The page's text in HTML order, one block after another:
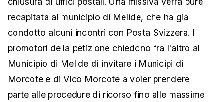
recapitata al municipio di Melide, che ha già
condotto alcuni incontri con Posta Svizzera. I
promotori della petizione chiedono fra l'altro al
Municipio di Melide di invitare i Municipi di
Morcote e di Vico Morcote a voler prendere
parte alle procedure di ricorso fino alle massime